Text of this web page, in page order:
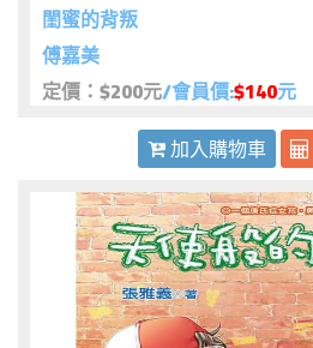
閨蜜的背叛
傅嘉美
定價：$200元/會員價:$140元
加入購物車